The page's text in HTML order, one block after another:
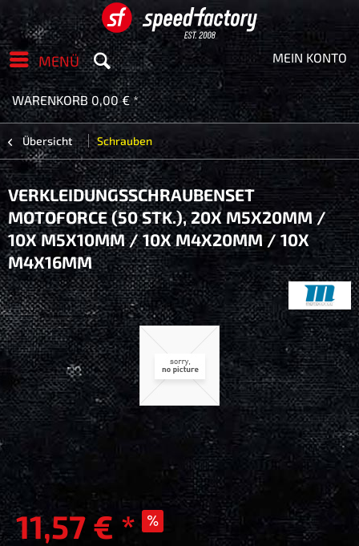
MENÜ MEIN KONTO
WARENKORB0,00 € *
Übersicht Schrauben
VERKLEIDUNGSSCHRAUBENSET
MOTOFORCE (50 STK.), 20X M5X20MM /
10X M5X10MM / 10X M4X20MM / 10X
M4X16MM
11,57 € *